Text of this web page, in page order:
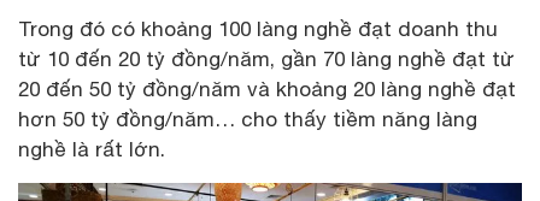
Trong đó có khoảng 100 làng nghề đạt doanh thu
từ 10 đến 20 tỷ đồng/năm, gần 70 làng nghề đạt từ
20 đến 50 tỷ đồng/năm và khoảng 20 làng nghề đạt
hơn 50 tỷ đồng/năm… cho thấy tiềm năng làng
nghề là rất lớn.